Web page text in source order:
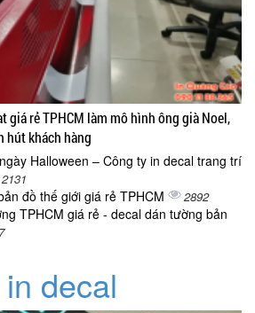
giá rẻ TPHCM làm mô hình ông già Noel,
hút khách hàng
Halloween – Công ty in decal trang trí
2131
đồ thế giới giá rẻ TPHCM 2892
TPHCM giá rẻ - decal dán tường bản
decal